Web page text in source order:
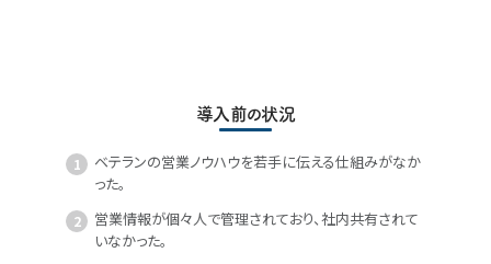
導入前の状況
ベテランの営業ノウハウを若手に伝える仕組みがなか
った。
営業情報が個々人で管理されており、社内共有されて
いなかった。